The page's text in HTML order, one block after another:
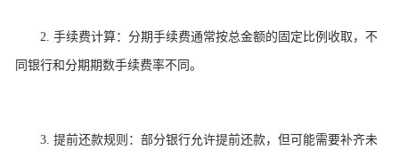
2. 手续费计算：分期手续费通常按总金额的固定比例收取，不
同银行和分期期数手续费率不同。
3. 提前还款规则：部分银行允许提前还款，但可能需要补齐未